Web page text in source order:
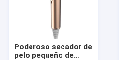
Poderoso secador de
pelo pequeño de